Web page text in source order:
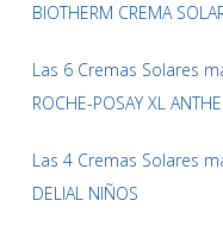
BIOTHERM CREMA
Las 6 Cremas Solares
ROCHE-POSAY XL
Las 4 Cremas Solares
DELIAL NIÑOS